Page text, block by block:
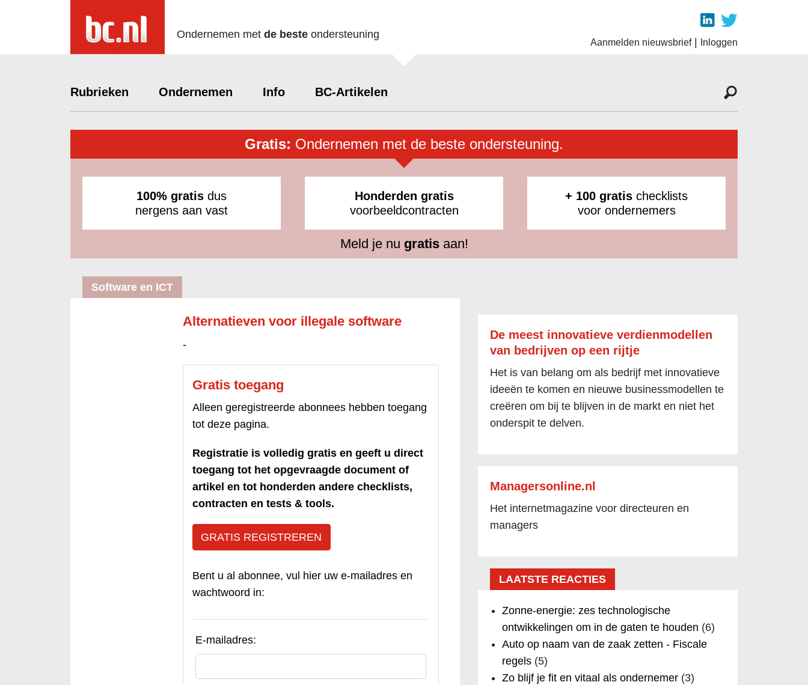
Ondernemen met de beste ondersteuning
Aanmelden nieuwsbrief| Inloggen
Rubrieken Ondernemen Info BC-Artikelen
Gratis: Ondernemen met de beste ondersteuning.
100% gratis dus
nergens aan vast
Honderden gratis
voorbeeldcontracten
+ 100 gratis checklists
voor ondernemers
Meld je nu gratisaan!
Software en ICT
Alternatieven voor illegale software
-
Gratis toegang
Alleen geregistreerde abonnees hebben toegang
tot deze pagina.
Registratie is volledig gratis en geeft u direct
toegang tot het opgevraagde document of
artikel en tot honderden andere checklists,
contracten en tests & tools.
GRATIS REGISTREREN
Bent u al abonnee, vul hier uw e-mailadres en
wachtwoord in:
E-mailadres:
De meest innovatieve verdienmodellen
van bedrijven op een rijtje
Het is van belang om als bedrijf met innovatieve
ideeën te komen en nieuwe businessmodellen te
creëren om bij te blijven in de markt en niet het
onderspit te delven.
Managersonline.nl
Het internetmagazine voor directeuren en
managers
LAATSTE REACTIES
Zonne-energie: zes technologische
ontwikkelingen om in de gaten te houden (6)
Auto op naam van de zaak zetten - Fiscale
regels(5)
Zo blijf je fit en vitaal als ondernemer(3)